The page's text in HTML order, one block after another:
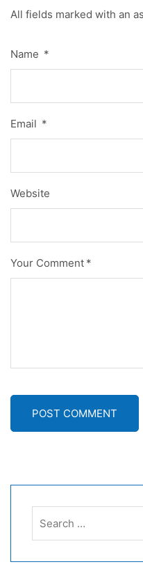
All fields marked with an
Name *
Email *
Website
Your Comment *
POST COMMENT